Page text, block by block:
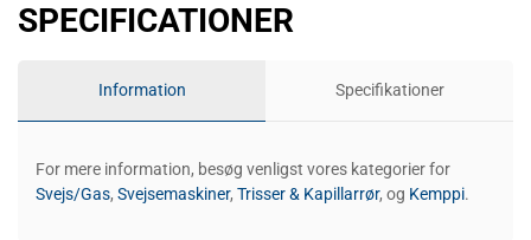
SPECIFICATIONER
Information Specifikationer
For mere information, besøg venligst vores kategorier for
Svejs/Gas, Svejsemaskiner, Trisser & Kapillarrør, og Kemppi.